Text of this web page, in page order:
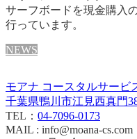
サーフボードを現金購入
行っています。
NEWS
モアナ コースタルサービ
千葉県鴨川市江見西真門
TEL： 04-7096-0173
MAIL : info@moana-cs.com